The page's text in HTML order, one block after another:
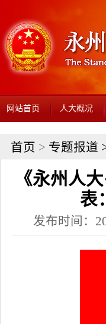
网站首页 人大概况
首页 > 专题报道
《永州人
表
发布时间：